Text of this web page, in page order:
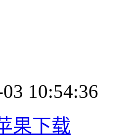
10:54:36
果下载